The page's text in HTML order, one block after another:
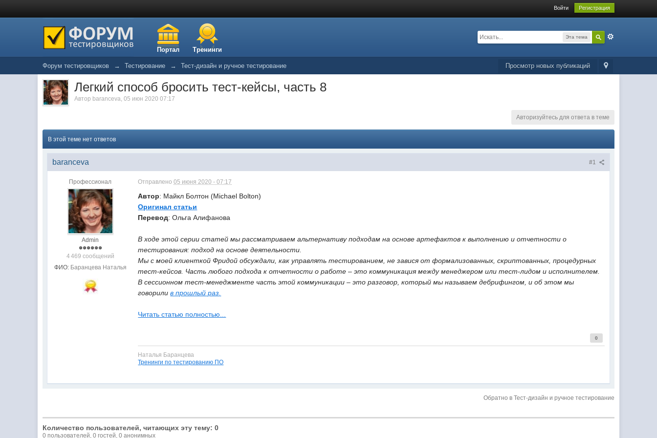
Войти Регистрация
Портал Тренинги
Эта тема
Просмотр новых публикаций
Форум тестировщиков → Тестирование → Тест-дизайн и ручное тестирование
Легкий способ бросить тест-кейсы, часть 8
Автор baranceva,05 июн 2020 07:17
Авторизуйтесь для ответа в теме
В этой теме нет ответов
#1
baranceva
Профессионал
Admin
4 469 сообщений
ФИО: Баранцева Наталья
Отправлено05 июня 2020 - 07:17
Автор: Майкл Болтон (Michael Bolton)
Оригинал статьи
Перевод: Ольга Алифанова
В ходе этой серии статей мы рассматриваем альтернативу подходам на основе артефактов к выполнению и отчетности о
тестирования: подход на основе деятельности.
Мы с моей клиенткой Фридой обсуждали, как управлять тестированием, не завися от формализованных, скриптованных, процедурных
тест-кейсов. Часть любого подхода к отчетности о работе – это коммуникация между менеджером или тест-лидом и исполнителем.
В сессионном тест-менеджменте часть этой коммуникации – это разговор, который мы называем дебрифингом, и об этом мы
говорилив прошлый раз
Читать статью полностью...
0
Наталья Баранцева
Тренинги по тестированию ПО
Обратно в Тест-дизайн и ручное тестирование
Количество пользователей, читающих эту тему: 0
0 пользователей, 0 гостей, 0 анонимных